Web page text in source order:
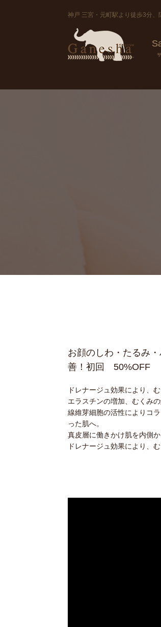
神戸 三宮・元町駅より徒歩3分、
お顔のしわ・たるみ
善！初回 50%OFF
ドレナージュ効果により、
エラスチンの増加、むくみ
線維芽細胞の活性によりコ
った肌へ。
真皮層に働きかけ肌を内側
ドレナージュ効果により、